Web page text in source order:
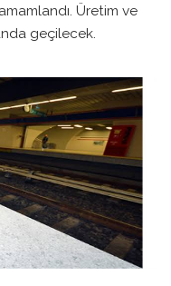
Üretim ve
geçilecek.